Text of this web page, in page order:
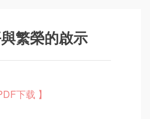
繁榮的啟示
下载 】